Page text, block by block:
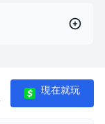
現在就玩